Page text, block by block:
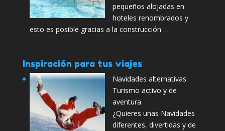
pequeños alojadas en
hoteles renombrados y
esto es posible gracias a la construcción …
Inspiración para tus viajes
Navidades alternativas:
Turismo activo y de
aventura
¿Quieres unas Navidades
diferentes, divertidas y de